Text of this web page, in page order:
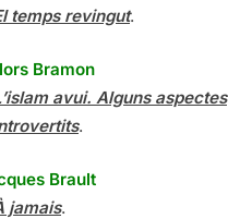
temps revingut.
Bramon
avui. Alguns aspectes
.
Brault
jamais.